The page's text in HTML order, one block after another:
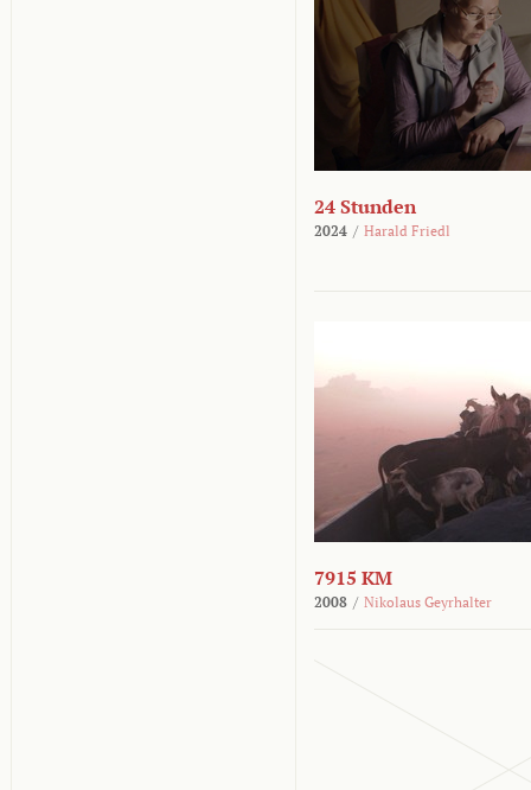
24 Stunden
2024 / Harald Friedl
7915 KM
2008 / Nikolaus Geyrhalter